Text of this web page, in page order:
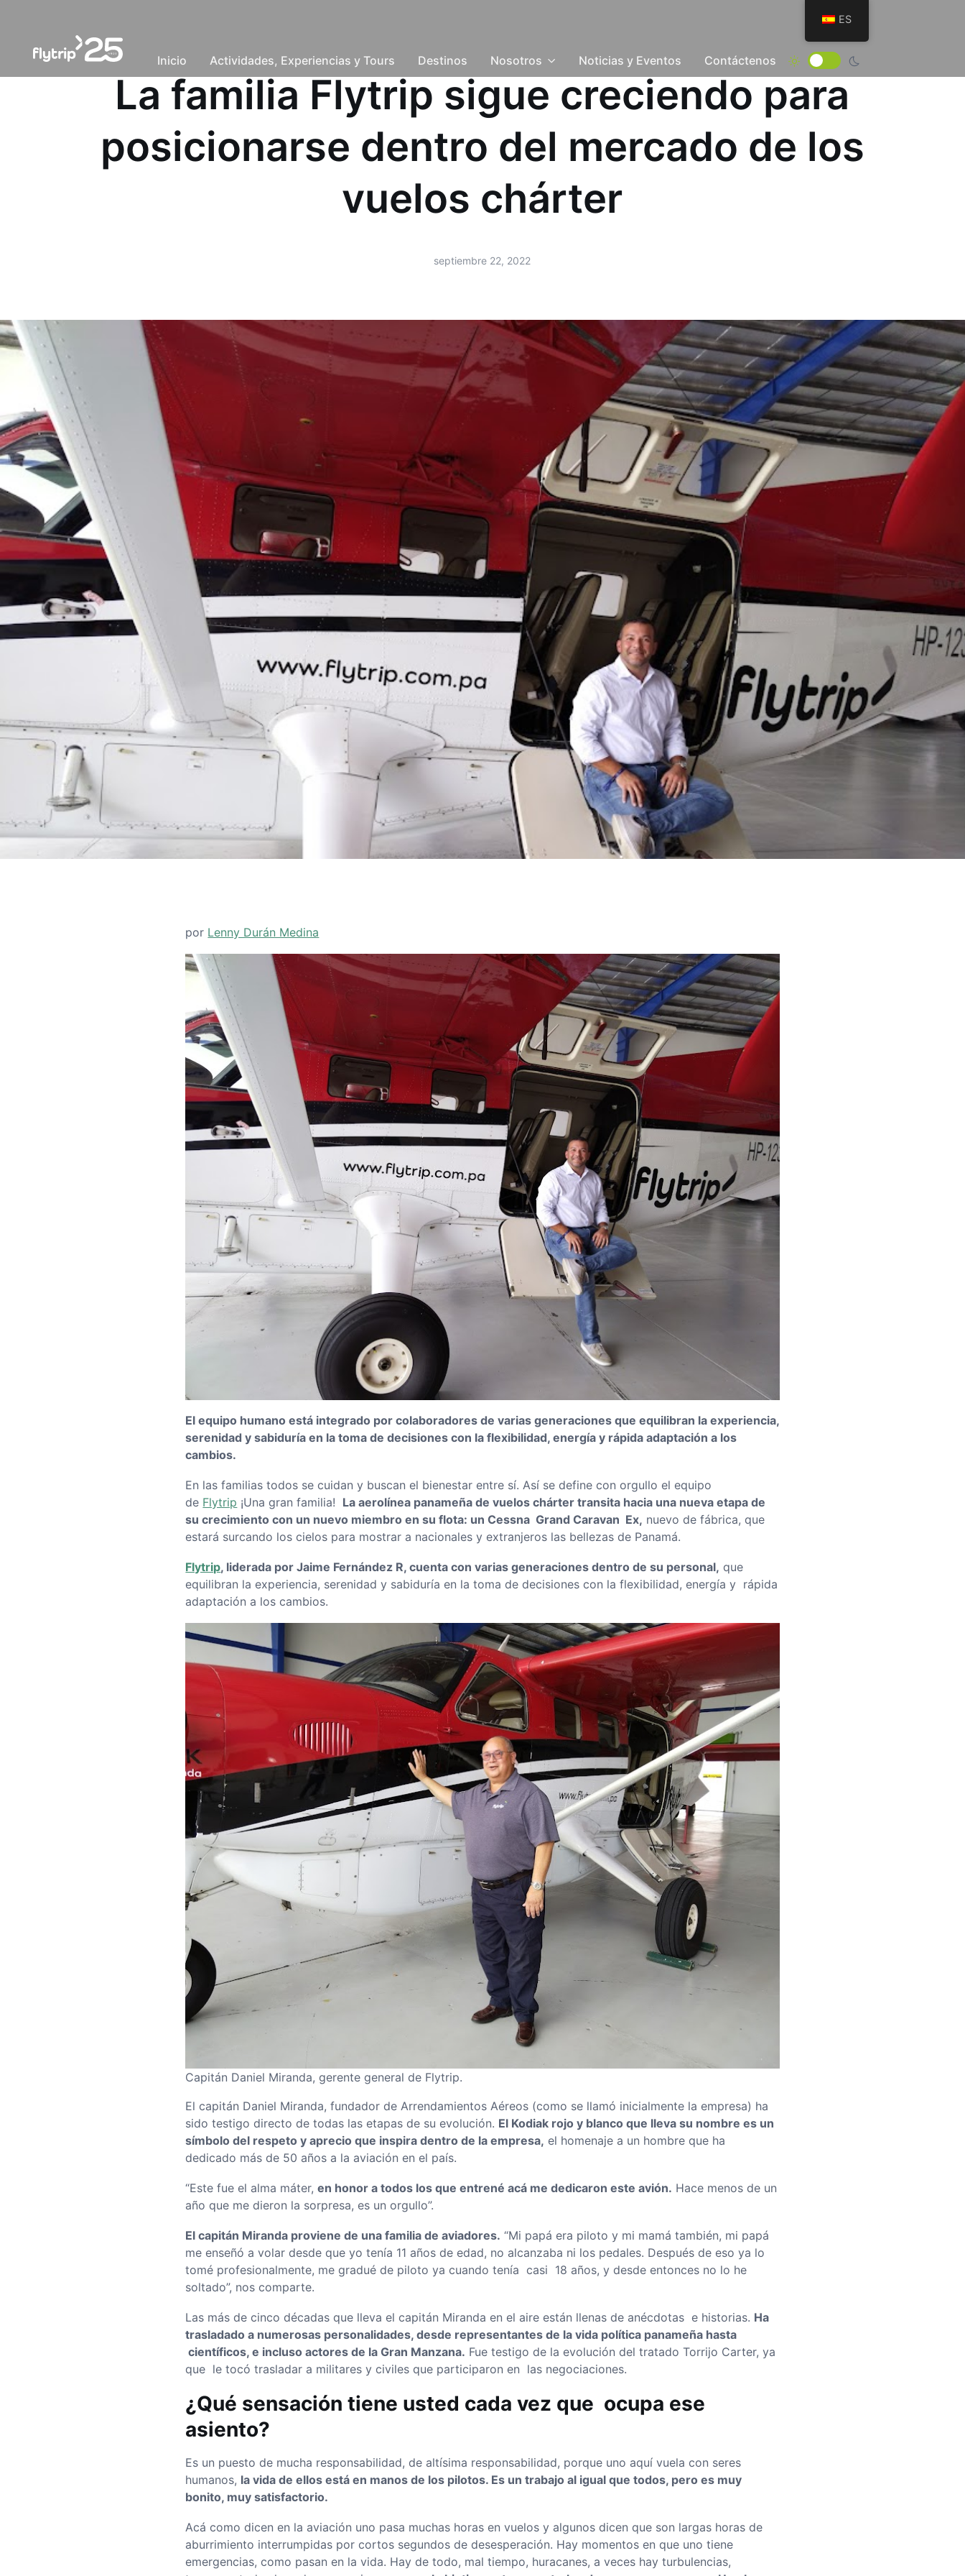
Inicio Actividades, Experiencias y Tours Destinos Nosotros Noticias y Eventos Contáctenos
La familia Flytrip sigue creciendo para
posicionarse dentro del mercado de los
vuelos chárter
septiembre 22, 2022
por Lenny Durán Medina
El equipo humano está integrado por colaboradores de varias generaciones que equilibran la experiencia,
serenidad y sabiduría en la toma de decisiones con la flexibilidad, energía y rápida adaptación a los
cambios.
En las familias todos se cuidan y buscan el bienestar entre sí. Así se define con orgullo el equipo
de Flytrip ¡Una gran familia! La aerolínea panameña de vuelos chárter transita hacia una nueva etapa de
su crecimiento con un nuevo miembro en su flota: un Cessna Grand Caravan Ex, nuevo de fábrica, que
estará surcando los cielos para mostrar a nacionales y extranjeros las bellezas de Panamá.
Flytrip, liderada por Jaime Fernández R, cuenta con varias generaciones dentro de su personal, que
equilibran la experiencia, serenidad y sabiduría en la toma de decisiones con la flexibilidad, energía y rápida
adaptación a los cambios.
Capitán Daniel Miranda, gerente general de Flytrip.
El capitán Daniel Miranda, fundador de Arrendamientos Aéreos (como se llamó inicialmente la empresa) ha
sido testigo directo de todas las etapas de su evolución. El Kodiak rojo y blanco que lleva su nombre es un
símbolo del respeto y aprecio que inspira dentro de la empresa, el homenaje a un hombre que ha
dedicado más de 50 años a la aviación en el país.
“Este fue el alma máter,en honor a todos los que entrené acá me dedicaron este avión. Hace menos de un
año que me dieron la sorpresa, es un orgullo”.
El capitán Miranda proviene de una familia de aviadores. “Mi papá era piloto y mi mamá también, mi papá
me enseñó a volar desde que yo tenía 11 años de edad, no alcanzaba ni los pedales. Después de eso ya lo
tomé profesionalmente, me gradué de piloto ya cuando tenía casi 18 años, y desde entonces no lo he
soltado”, nos comparte.
Las más de cinco décadas que lleva el capitán Miranda en el aire están llenas de anécdotas e historias. Ha
trasladado a numerosas personalidades, desde representantes de la vida política panameña hasta
científicos, e incluso actores de la Gran Manzana. Fue testigo de la evolución del tratado Torrijo Carter, ya
que le tocó trasladar a militares y civiles que participaron en las negociaciones.
¿Qué sensación tiene usted cada vez que ocupa ese
asiento?
Es un puesto de mucha responsabilidad, de altísima responsabilidad, porque uno aquí vuela con seres
humanos, la vida de ellos está en manos de los pilotos. Es un trabajo al igual que todos, pero es muy
bonito, muy satisfactorio.
Acá como dicen en la aviación uno pasa muchas horas en vuelos y algunos dicen que son largas horas de
aburrimiento interrumpidas por cortos segundos de desesperación. Hay momentos en que uno tiene
emergencias, como pasan en la vida. Hay de todo, mal tiempo, huracanes, a veces hay turbulencias,
ES